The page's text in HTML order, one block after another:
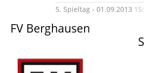
5. Spieltag - 01.09.2013
FV Berghausen